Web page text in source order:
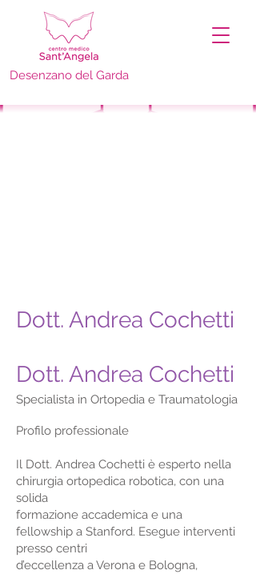
Desenzano del Garda
Dott. Andrea Cochetti
Dott. Andrea Cochetti
Specialista in Ortopedia e Traumatologia
Profilo professionale
Il Dott. Andrea Cochetti è esperto nella
chirurgia ortopedica robotica, con una
solida
formazione accademica e una
fellowship a Stanford. Esegue interventi
presso centri
d’eccellenza a Verona e Bologna,